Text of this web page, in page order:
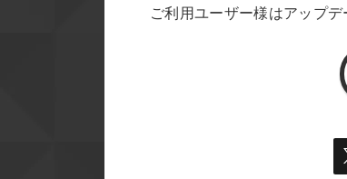
ご利用ユーザー様はアップデ